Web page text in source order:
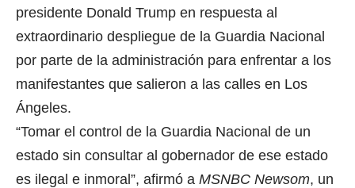
presidente Donald Trump en respuesta al
extraordinario despliegue de la Guardia Nacional
por parte de la administración para enfrentar a los
manifestantes que salieron a las calles en Los
Ángeles.
“Tomar el control de la Guardia Nacional de un
estado sin consultar al gobernador de ese estado
es ilegal e inmoral”, afirmó a MSNBC Newsom, un